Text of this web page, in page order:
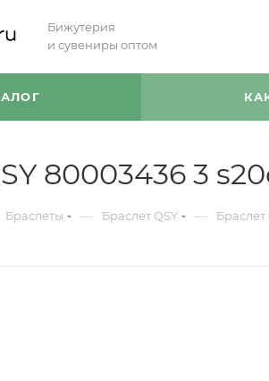
Бижутерия
и сувениры оптом
80003436 3
Браслеты — Браслет QSY — Браслет